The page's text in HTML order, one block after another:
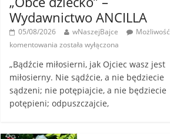
Wydawnictwo ANCILLA
05/08/2026 wNaszejBajce
Możliwość
komentowania została wyłączona
„Bądźcie miłosierni, jak Ojciec wasz jest
miłosierny. Nie sądźcie, a nie będziecie
sądzeni; nie potępiajcie, a nie będziecie
potępieni; odpuszczajcie,